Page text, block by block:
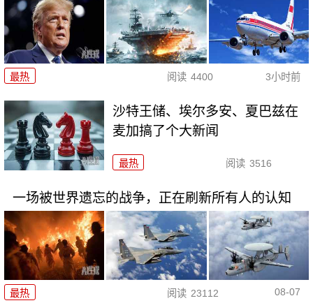
最热 阅读 4400 3小时前
沙特王储、埃尔多安、夏巴兹在
麦加搞了个大新闻
最热 阅读 3516
一场被世界遗忘的战争，正在刷新所有人的认知
最热 阅读 23112 08-07